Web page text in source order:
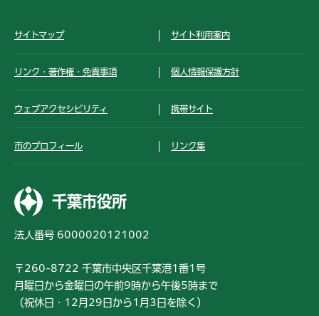
サイトマップ サイト利用案内
リンク・著作権・免責事項 個人情報保護方針
ウェブアクセシビリティ 携帯サイト
市のプロフィール リンク集
千葉市役所
法人番号 6000020121002
〒260-8722 千葉市中央区千葉港1番1号
月曜日から金曜日の午前9時から午後5時まで
（祝休日・12月29日から1月3日を除く）